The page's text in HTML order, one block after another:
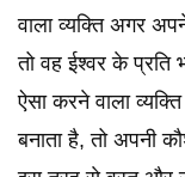
वाला व्यक्ति अगर
तो वह ईश्वर के प्रति
ऐसा करने वाला
बनाता है, तो अपनी